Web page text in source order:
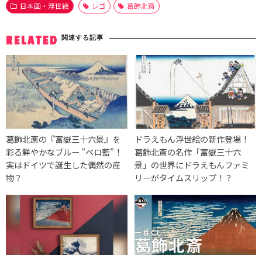
日本画・浮世絵 レゴ 葛飾北斎
RELATED 関連する記事
葛飾北斎の『富嶽三十六景』を
彩る鮮やかなブルー ”ベロ藍”！
実はドイツで誕生した偶然の産
物？
ドラえもん浮世絵の新作登場！
葛飾北斎の名作「富嶽三十六
景」の世界にドラえもんファミ
リーがタイムスリップ！？